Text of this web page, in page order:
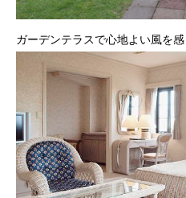
ガーデンテラスで心地よい風を感